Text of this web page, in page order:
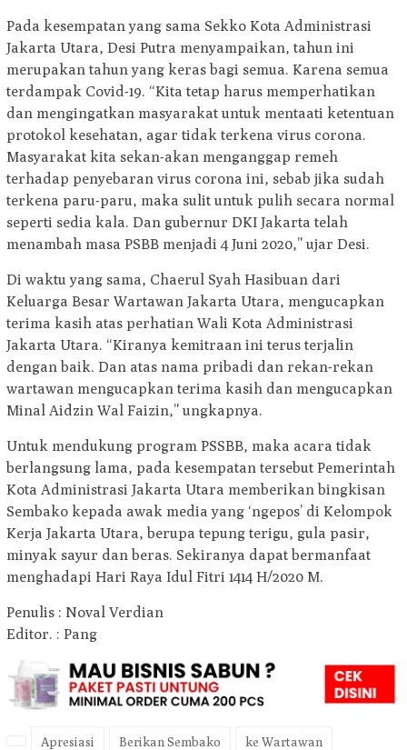
Pada kesempatan yang sama Sekko Kota Administrasi
Jakarta Utara, Desi Putra menyampaikan, tahun ini
merupakan tahun yang keras bagi semua. Karena semua
terdampak Covid-19. “Kita tetap harus memperhatikan
dan mengingatkan masyarakat untuk mentaati ketentuan
protokol kesehatan, agar tidak terkena virus corona.
Masyarakat kita sekan-akan menganggap remeh
terhadap penyebaran virus corona ini, sebab jika sudah
terkena paru-paru, maka sulit untuk pulih secara normal
seperti sedia kala. Dan gubernur DKI Jakarta telah
menambah masa PSBB menjadi 4 Juni 2020,” ujar Desi.
Di waktu yang sama, Chaerul Syah Hasibuan dari
Keluarga Besar Wartawan Jakarta Utara, mengucapkan
terima kasih atas perhatian Wali Kota Administrasi
Jakarta Utara. “Kiranya kemitraan ini terus terjalin
dengan baik. Dan atas nama pribadi dan rekan-rekan
wartawan mengucapkan terima kasih dan mengucapkan
Minal Aidzin Wal Faizin,” ungkapnya.
Untuk mendukung program PSSBB, maka acara tidak
berlangsung lama, pada kesempatan tersebut Pemerintah
Kota Administrasi Jakarta Utara memberikan bingkisan
Sembako kepada awak media yang ‘ngepos’ di Kelompok
Kerja Jakarta Utara, berupa tepung terigu, gula pasir,
minyak sayur dan beras. Sekiranya dapat bermanfaat
menghadapi Hari Raya Idul Fitri 1414 H/2020 M.
Penulis : Noval Verdian
Editor. : Pang
Apresiasi Berikan Sembako ke Wartawan